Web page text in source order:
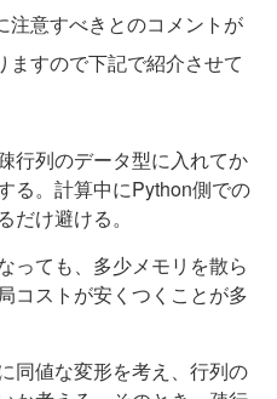
注意すべきとのコメントが
ますので下記で紹介させて
行列のデータ型に入れてか
る。計算中にPython側での
け避ける。
っても、多少メモリを散ら
コストが安くつくことが多
同値な変形を考え、行列の